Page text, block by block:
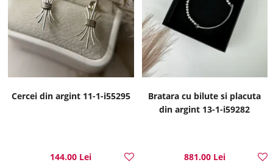
Cercei din argint 11-1-i55295
144.00 Lei
Bratara cu bilute si placuta
din argint 13-1-i59282
881.00 Lei